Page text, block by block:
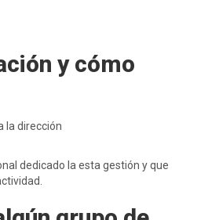
y cómo
la dirección
dedicado la esta gestión y que